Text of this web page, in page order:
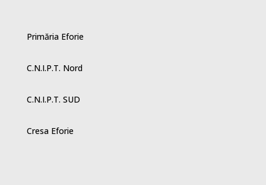
Primăria Eforie
C.N.I.P.T. Nord
C.N.I.P.T. SUD
Cresa Eforie